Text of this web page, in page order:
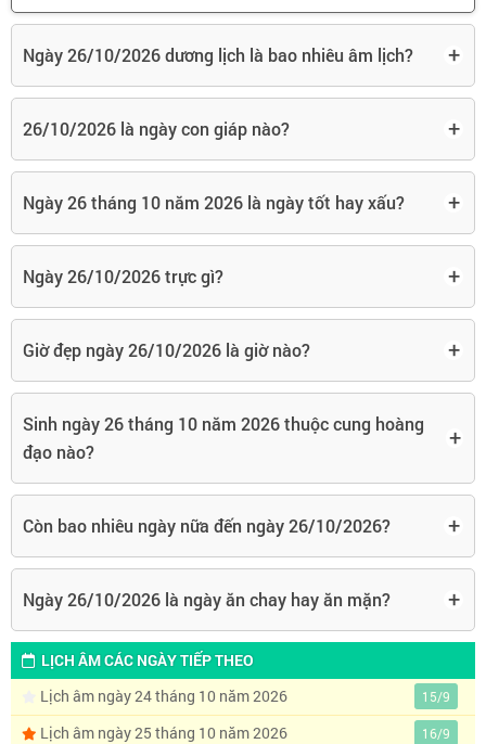
Ngày 26/10/2026 dương lịch là bao nhiêu âm lịch? +
26/10/2026 là ngày con giáp nào? +
Ngày 26 tháng 10 năm 2026 là ngày tốt hay xấu? +
Ngày 26/10/2026 trực gì? +
Giờ đẹp ngày 26/10/2026 là giờ nào? +
Sinh ngày 26 tháng 10 năm 2026 thuộc cung hoàng
đạo nào?
+
Còn bao nhiêu ngày nữa đến ngày 26/10/2026? +
Ngày 26/10/2026 là ngày ăn chay hay ăn mặn? +
LỊCH ÂM CÁC NGÀY TIẾP THEO
Lịch âm ngày 24 tháng 10 năm 2026
15/9
Lịch âm ngày 25 tháng 10 năm 2026 16/9